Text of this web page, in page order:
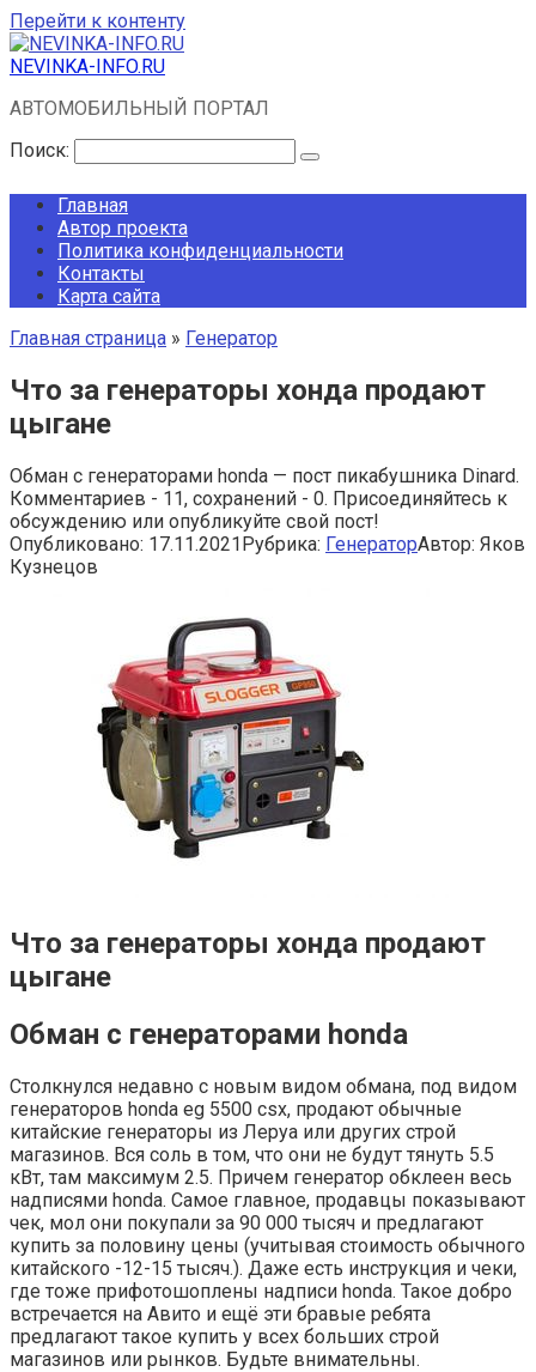
Перейти к контенту
NEVINKA-INFO.RU
АВТОМОБИЛЬНЫЙ ПОРТАЛ
Поиск:
Главная
Автор проекта
Политика конфиденциальности
Контакты
Карта сайта
Главная страница » Генератор
Что за генераторы хонда продают
цыгане
Обман с генераторами honda — пост пикабушника Dinard.
Комментариев - 11, сохранений - 0. Присоединяйтесь к
обсуждению или опубликуйте свой пост!
Опубликовано: 17.11.2021Рубрика: ГенераторАвтор: Яков
Кузнецов
Что за генераторы хонда продают
цыгане
Обман с генераторами honda
Столкнулся недавно с новым видом обмана, под видом
генераторов honda eg 5500 csx, продают обычные
китайские генераторы из Леруа или других строй
магазинов. Вся соль в том, что они не будут тянуть 5.5
кВт, там максимум 2.5. Причем генератор обклеен весь
надписями honda. Самое главное, продавцы показывают
чек, мол они покупали за 90 000 тысяч и предлагают
купить за половину цены (учитывая стоимость обычного
китайского -12-15 тысяч.). Даже есть инструкция и чеки,
где тоже прифотошоплены надписи honda. Такое добро
встречается на Авито и ещё эти бравые ребята
предлагают такое купить у всех больших строй
магазинов или рынков. Будьте внимательны.